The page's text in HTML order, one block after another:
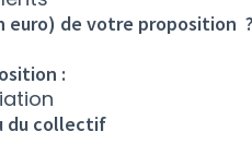
euro) de votre proposition
:
du collectif